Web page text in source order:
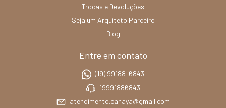
Trocas e Devoluções
Seja um Arquiteto Parceiro
Blog
Entre em contato
(19) 99188-6843
19991886843
atendimento.cahaya@gmail.com